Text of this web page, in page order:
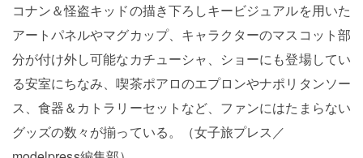
コナン＆怪盗キッドの描き下ろしキービジュアルを用いた
アートパネルやマグカップ、キャラクターのマスコット部
分が付け外し可能なカチューシャ、ショーにも登場してい
る安室にちなみ、喫茶ポアロのエプロンやナポリタンソー
ス、食器＆カトラリーセットなど、ファンにはたまらない
グッズの数々が揃っている。（女子旅プレス／